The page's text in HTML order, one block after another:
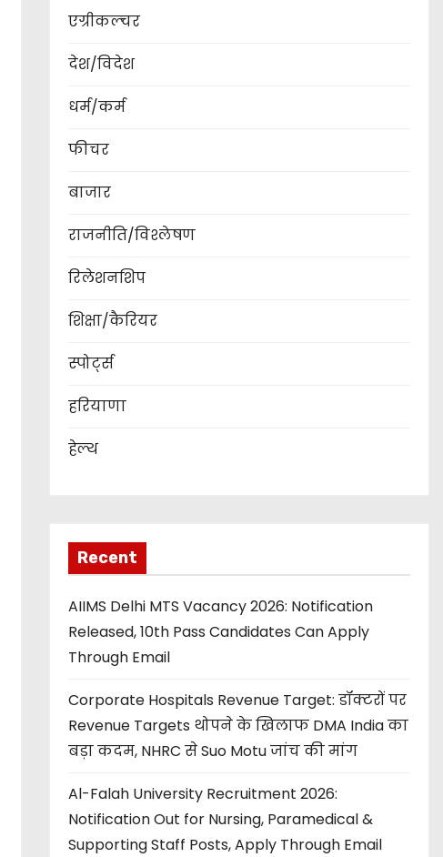
एग्रीकल्चर
देश/विदेश
धर्म/कर्म
फीचर
बाजार
राजनीति/विश्लेषण
रिलेशनशिप
शिक्षा/कैरियर
स्पोर्ट्स
हरियाणा
हेल्थ
Recent
AIIMS Delhi MTS Vacancy 2026: Notification
Released, 10th Pass Candidates Can Apply
Through Email
Corporate Hospitals Revenue Target: डॉक्टरों पर
Revenue Targets थोपने के खिलाफ DMA India का
बड़ा कदम, NHRC से Suo Motu जांच की मांग
Al-Falah University Recruitment 2026:
Notification Out for Nursing, Paramedical &
Supporting Staff Posts, Apply Through Email